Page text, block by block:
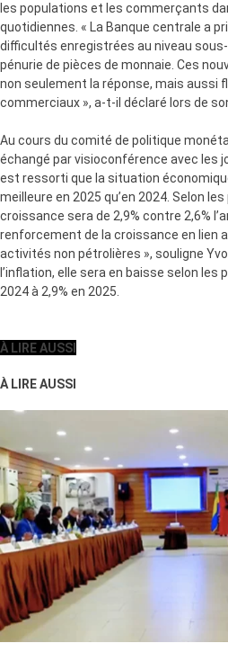
les populations et les commerçants
quotidiennes. « La Banque centrale a
difficultés enregistrées au niveau
pénurie de pièces de monnaie. Ces
non seulement la réponse, mais aussi
commerciaux », a-t-il déclaré lors de
Au cours du comité de politique
échangé par visioconférence avec les
est ressorti que la situation
meilleure en 2025 qu’en 2024. Selon
croissance sera de 2,9% contre 2,6%
renforcement de la croissance en lien
activités non pétrolières », souligne
l’inflation, elle sera en baisse selon les
2024 à 2,9% en 2025.
À LIRE AUSSI
À LIRE AUSSI